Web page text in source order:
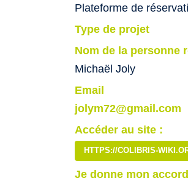
Plateforme de
Type de projet
Nom de la personne
Michaël Joly
Email
jolym72@gmail.com
Accéder au site :
HTTPS://COLIBRIS-
Je donne mon